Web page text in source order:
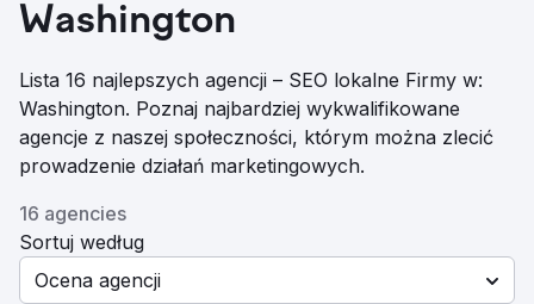
Washington
Lista 16 najlepszych agencji – SEO lokalne Firmy w:
Washington. Poznaj najbardziej wykwalifikowane
agencje z naszej społeczności, którym można zlecić
prowadzenie działań marketingowych.
16 agencies
Sortuj według
Ocena agencji